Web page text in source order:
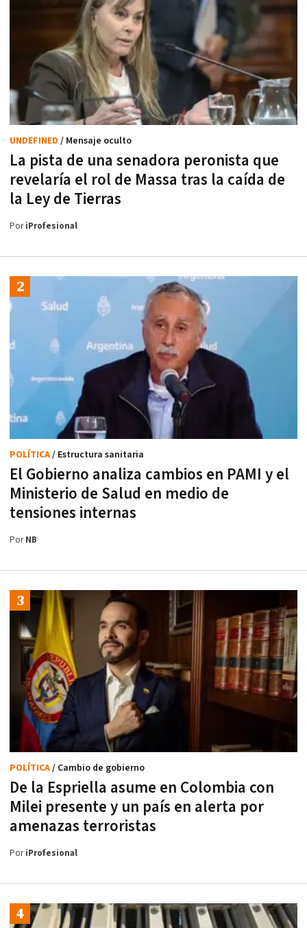
La pista de una senadora peronista que
revelaría el rol de Massa tras la caída de
la Ley de Tierras
UNDEFINED / Mensaje oculto
PoriProfesional
El Gobierno analiza cambios en PAMI y el
Ministerio de Salud en medio de
tensiones internas
POLÍTICA/ Estructura sanitaria
PorNB
De la Espriella asume en Colombia con
Milei presente y un país en alerta por
amenazas terroristas
POLÍTICA/ Cambio de gobierno
PoriProfesional